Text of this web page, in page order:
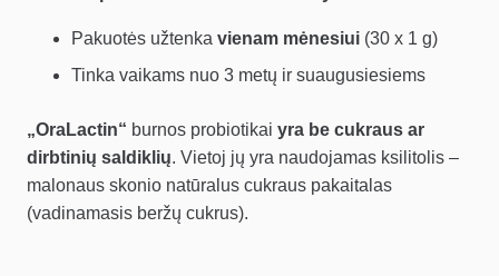
Pakuotės užtenka vienam mėnesiui (30 x 1 g)
Tinka vaikams nuo 3 metų ir suaugusiesiems
„OraLactin“ burnos probiotikai yra be cukraus ar
dirbtinių saldiklių. Vietoj jų yra naudojamas ksilitolis –
malonaus skonio natūralus cukraus pakaitalas
(vadinamasis beržų cukrus).